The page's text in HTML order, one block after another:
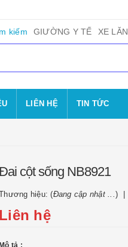
kiếm GIƯỜNG Y TẾ XE LĂN
LIÊN HỆ TIN TỨC
cột sống NB8921
hiệu: (Đang cập nhật ...)
Liên hệ
Mô tả :